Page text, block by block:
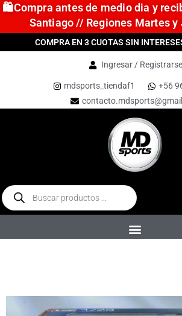
🛍️Compra antes de medio dia y
Santiago // Regiones Martes
COMPRA EN 3 CUOTAS SIN
Ingresar / Registrarse
mdsports_tiendaf1
+56